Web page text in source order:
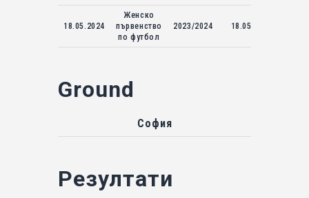
18.05.2024
Женско
първенство
по футбол
2023/2024 18.05.2024
Ground
София
Резултати